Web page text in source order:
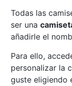
Todas las
ser una
añadirle el
Para ello,
personalizar la
guste eligiendo